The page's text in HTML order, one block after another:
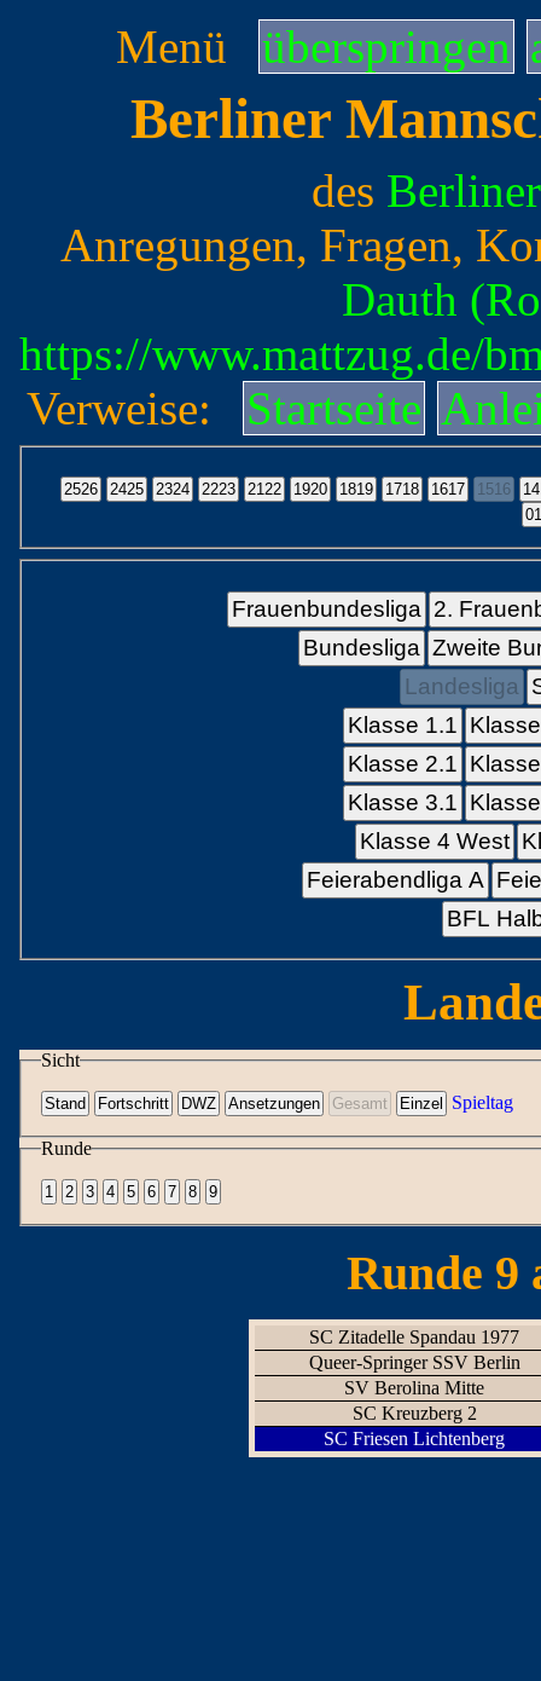
Menü überspringen
Berliner
des
Anregungen, Fragen,
Dauth
https://www.mattzug.de/
Verweise:
Startseite
Frauenbundesliga 2.
Bundesliga Zweite
Landesliga
Klasse 1.1
Klasse 2.1
Klasse 3.1
Klasse 4 West
Feierabendliga A
BFL
Sicht
Spieltag
Runde
Runde 9
SC Zitadelle Spandau 1977
Queer-Springer SSV Berlin
SV Berolina Mitte
SC Kreuzberg 2
SC Friesen Lichtenberg